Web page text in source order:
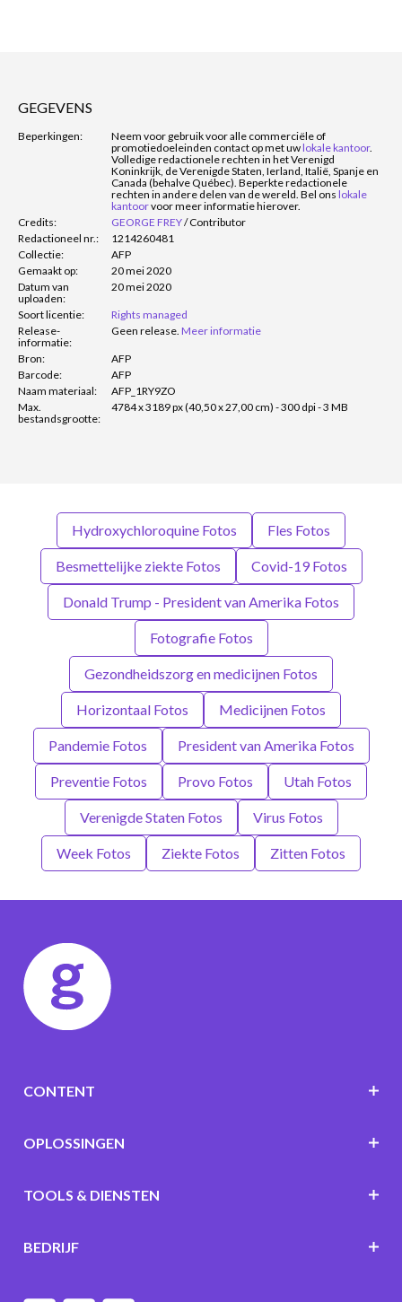
GEGEVENS
Beperkingen:
Neem voor gebruik voor alle commerciële of
promotiedoeleinden contact op met uwlokale kantoor.
Volledige redactionele rechten in het Verenigd
Koninkrijk, de Verenigde Staten, Ierland, Italië, Spanje en
Canada (behalve Québec). Beperkte redactionele
rechten in andere delen van de wereld. Bel ons lokale
kantoorvoor meer informatie hierover.
Credits:
GEORGE FREY/Contributor
Redactioneel nr.:
1214260481
Collectie:
AFP
Gemaakt op:
20 mei 2020
Datum van
uploaden:
20 mei 2020
Soort licentie:
Rights managed
Release-
informatie:
Geen release. Meer informatie
Bron:
AFP
Barcode:
AFP
Naam materiaal:
AFP_1RY9ZO
Max.
bestandsgrootte:
4784 x 3189 px (40,50 x 27,00 cm) - 300 dpi - 3 MB
Hydroxychloroquine Fotos Fles Fotos
Besmettelijke ziekte Fotos Covid-19 Fotos
Donald Trump - President van Amerika Fotos
Fotografie Fotos
Gezondheidszorg en medicijnen Fotos
Horizontaal Fotos Medicijnen Fotos
Pandemie Fotos President van Amerika Fotos
Preventie Fotos Provo Fotos Utah Fotos
Verenigde Staten Fotos Virus Fotos
Week Fotos Ziekte Fotos Zitten Fotos
CONTENT
OPLOSSINGEN
TOOLS & DIENSTEN
BEDRIJF